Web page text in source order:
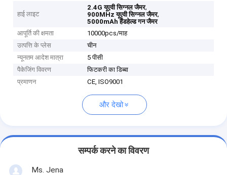
हाई लाइट
2.4G यूएवी सिग्नल जैमर,
900MHz यूएवी सिग्नल जैमर,
5000mAh हैंडहेल्ड गन जैमर
आपूर्ति की क्षमता
10000pcs/माह
उत्पत्ति के प्लेस
चीन
न्यूनतम आदेश मात्रा
5 पीसी
पैकेजिंग विवरण
फिटकरी का डिब्बा
प्रमाणन
CE, ISO9001
और देखो
सम्पर्क करने का विवरण
Ms. Jena